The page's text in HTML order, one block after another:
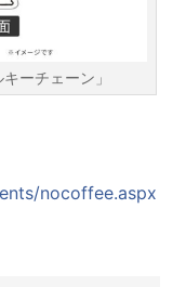
ーチェーン」
nocoffee.aspx